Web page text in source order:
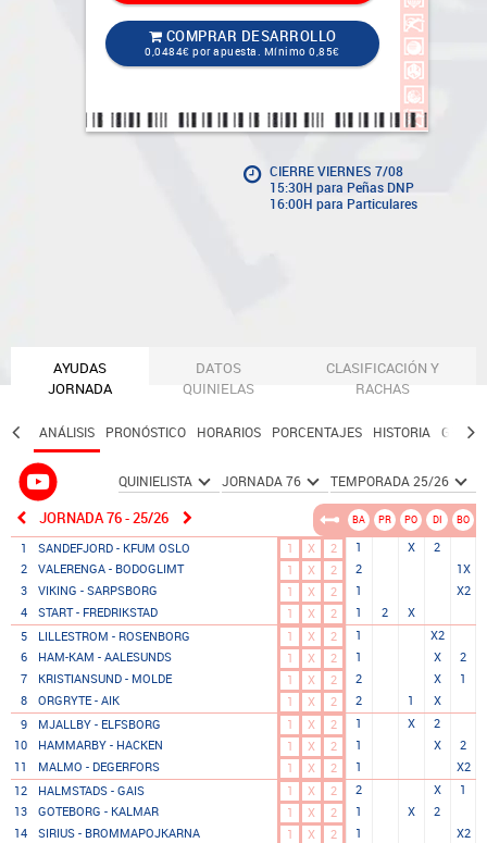
COMPRAR DESARROLLO
0,0484€ por apuesta. Mínimo 0,85€
CIERRE VIERNES 7/08
15:30H para Peñas DNP
16:00H para Particulares
AYUDAS
JORNADA
DATOS
QUINIELAS
CLASIFICACIÓN Y
RACHAS
ANÁLISIS PRONÓSTICO HORARIOS PORCENTAJES HISTORIA
JORNADA 76 - 25/26
1 SANDEFJORD - KFUM OSLO 1 X
2
2
VALERENGA - BODOGLIMT 1 X
2
3
VIKING - SARPSBORG 1 X
2
4
START - FREDRIKSTAD 1 X
2
5
LILLESTROM - ROSENBORG 1 X
2
6
HAM-KAM - AALESUNDS 1 X
2
7
KRISTIANSUND - MOLDE 1 X
2
8
ORGRYTE - AIK 1 X
2
9
MJALLBY - ELFSBORG 1 X
2
10
HAMMARBY - HACKEN 1 X
2
11
MALMO - DEGERFORS 1 X
2
12
HALMSTADS - GAIS 1 X
2
13
GOTEBORG - KALMAR 1 X
2
14
SIRIUS - BROMMAPOJKARNA 1 X 2
BA PR PO DI BO
1 X
2
2
1X
1
X2
1
2
X
1
X2
1
X
2
2
X
1
2
1
X
1
X
2
1
X
2
1
X2
2
X
1
1
X
2
1
X2